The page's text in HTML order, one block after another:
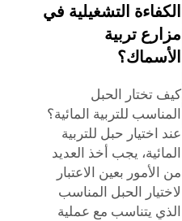
الكفاءة التشغيلية في
مزارع تربية
الأسماك؟
كيف تختار الحبل
المناسب للتربية المائية؟
عند اختيار حبل للتربية
المائية، يجب أخذ العديد
من الأمور بعين الاعتبار
لاختيار الحبل المناسب
الذي يتناسب مع عملية